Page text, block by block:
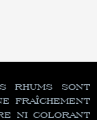
rhums sont
fraîchement
ni colorant